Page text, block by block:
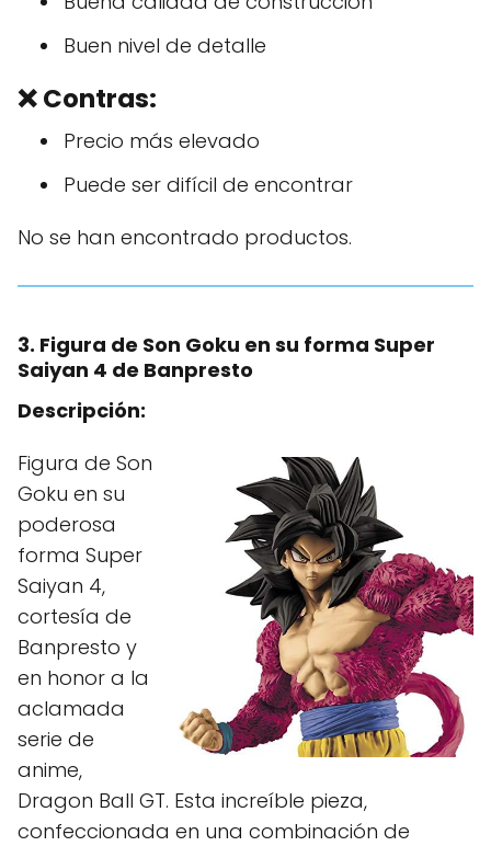
Buen nivel de detalle
❌ Contras:
Precio más elevado
Puede ser difícil de encontrar
No se han encontrado productos.
3. Figura de Son Goku en su forma Super
Saiyan 4 de Banpresto
Descripción:
Figura de Son
Goku en su
poderosa
forma Super
Saiyan 4,
cortesía de
Banpresto y
en honor a la
aclamada
serie de
anime,
Dragon Ball GT. Esta increíble pieza,
confeccionada en una combinación de